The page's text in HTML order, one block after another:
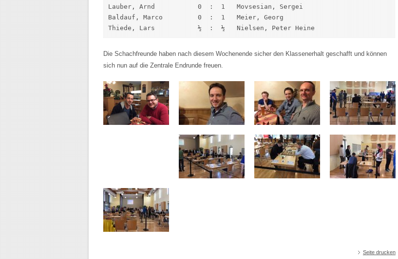
Lauber, Arnd           0  :  1   Movsesian, Sergei
Baldauf, Marco         0  :  1   Meier, Georg
Thiede, Lars           ½  :  ½   Nielsen, Peter Heine
Die Schachfreunde haben nach diesem Wochenende sicher den Klassenerhalt geschafft und können
sich nun auf die Zentrale Endrunde freuen.
Seite drucken